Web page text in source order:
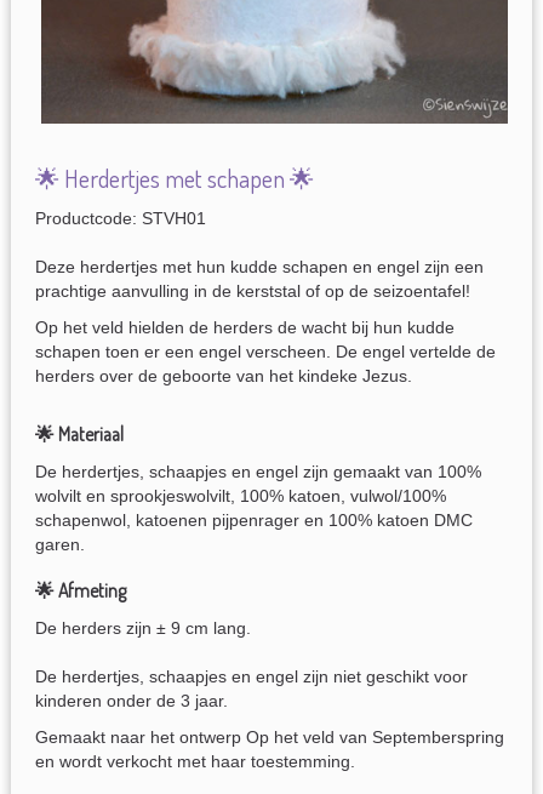
🌟 Herdertjes met schapen 🌟
Productcode: STVH01
Deze herdertjes met hun kudde schapen en engel zijn een
prachtige aanvulling in de kerststal of op de seizoentafel!
Op het veld hielden de herders de wacht bij hun kudde
schapen toen er een engel verscheen. De engel vertelde de
herders over de geboorte van het kindeke Jezus.
🌟 Materiaal
De herdertjes, schaapjes en engel zijn gemaakt van 100%
wolvilt en sprookjeswolvilt, 100% katoen, vulwol/100%
schapenwol, katoenen pijpenrager en 100% katoen DMC
garen.
🌟 Afmeting
De herders zijn ± 9 cm lang.
De herdertjes, schaapjes en engel zijn niet geschikt voor
kinderen onder de 3 jaar.
Gemaakt naar het ontwerp Op het veld van Septemberspring
en wordt verkocht met haar toestemming.